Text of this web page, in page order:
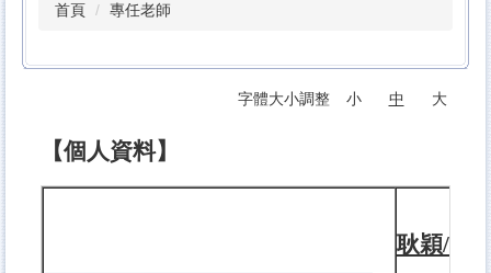
首頁 專任老師
字體大小調整 小 中 大
【個人資料】
耿穎/助